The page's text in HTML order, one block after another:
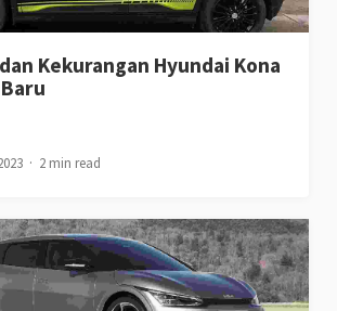
Kekurangan Hyundai Kona
2 min read